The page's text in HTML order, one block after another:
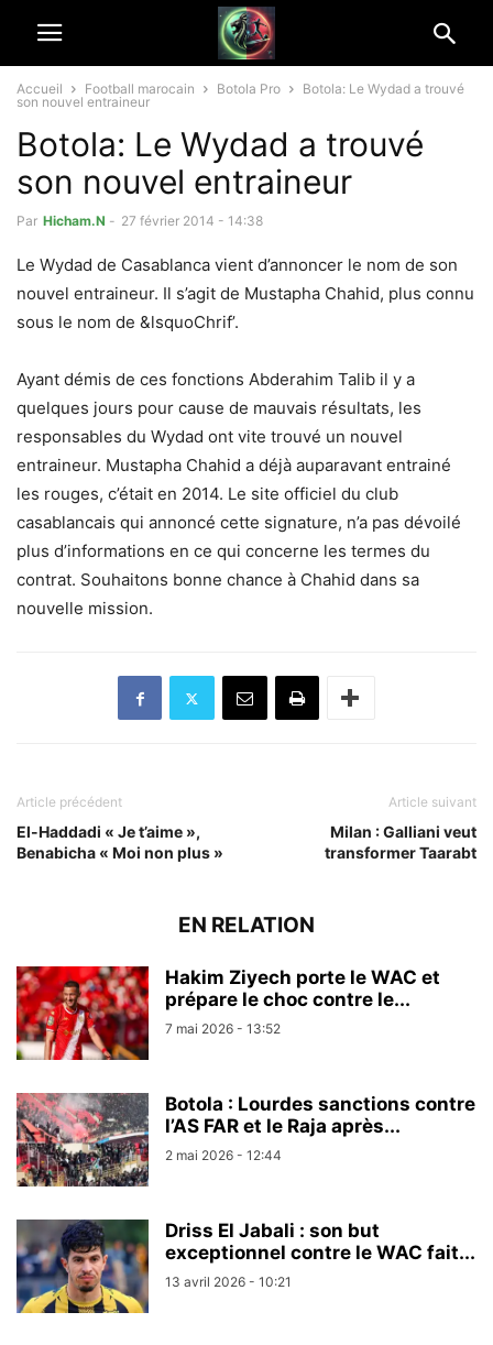
Accueil Football marocain Botola Pro
Botola: Le Wydad a trouvé
son nouvel entraineur
Botola: Le Wydad a trouvé
son nouvel entraineur
Par Hicham.N - 27 février 2014 - 14:38
Le Wydad de Casablanca vient d’annoncer le nom de son
nouvel entraineur. Il s’agit de Mustapha Chahid, plus connu
sous le nom de &lsquoChrif’.
Ayant démis de ces fonctions Abderahim Talib il y a
quelques jours pour cause de mauvais résultats, les
responsables du Wydad ont vite trouvé un nouvel
entraineur. Mustapha Chahid a déjà auparavant entrainé
les rouges, c’était en 2014. Le site officiel du club
casablancais qui annoncé cette signature, n’a pas dévoilé
plus d’informations en ce qui concerne les termes du
contrat. Souhaitons bonne chance à Chahid dans sa
nouvelle mission.
Article précédent
El-Haddadi « Je t’aime »,
Benabicha « Moi non plus »
Article suivant
Milan : Galliani veut
transformer Taarabt
EN RELATION
Hakim Ziyech porte le WAC et
prépare le choc contre le...
7 mai 2026 - 13:52
Botola : Lourdes sanctions contre
l’AS FAR et le Raja après...
2 mai 2026 - 12:44
Driss El Jabali : son but
exceptionnel contre le WAC fait...
13 avril 2026 - 10:21